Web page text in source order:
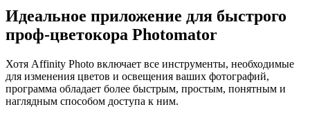
Идеальное приложение для быстрого
проф‑цветокора Photomator
Хотя Affinity Photo включает все инструменты, необходимые
для изменения цветов и освещения ваших фотографий,
программа обладает более быстрым, простым, понятным и
наглядным способом доступа к ним.